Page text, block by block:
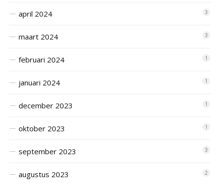
april 2024 3
maart 2024 3
februari 2024 1
januari 2024 1
december 2023 1
oktober 2023 1
september 2023 3
augustus 2023 2